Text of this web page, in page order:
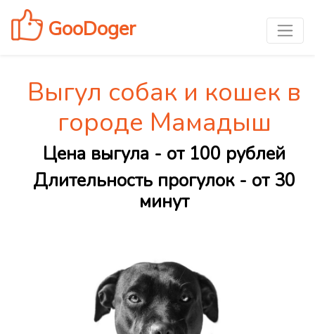
GooDoger
Выгул собак и кошек в
городе Мамадыш
Цена выгула - от 100 рублей
Длительность прогулок - от 30
минут